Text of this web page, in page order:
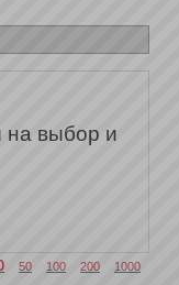
на выбор и
50 100 200 1000